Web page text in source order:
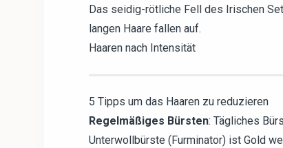
Das seidig-rötliche Fell des Irischen
langen Haare fallen auf.
Haaren nach Intensität
5 Tipps um das Haaren zu reduzieren
Regelmäßiges Bürsten: Tägliches
Unterwollbürste (Furminator) ist Gold